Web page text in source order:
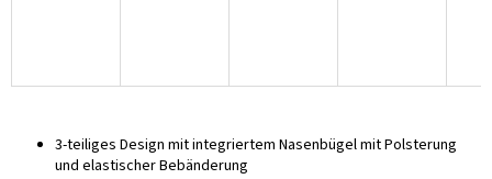
3-teiliges Design mit integriertem Nasenbügel mit Polsterung
und elastischer Bebänderung